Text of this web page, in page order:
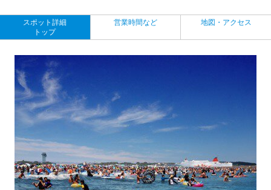
スポット詳細
トップ
営業時間など 地図・アクセス